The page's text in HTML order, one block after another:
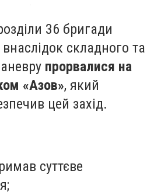
36 бригади
складного та
прорвалися на
«Азов», який
цей захід.
суттєве